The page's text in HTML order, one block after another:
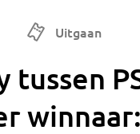
Uitgaan
tussen